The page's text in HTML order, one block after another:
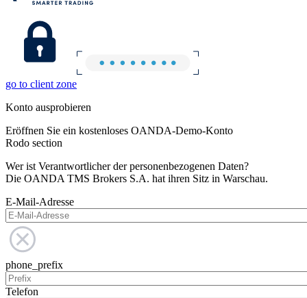
go to client zone
Konto ausprobieren
Eröffnen Sie ein kostenloses OANDA-Demo-Konto
Rodo section
Wer ist Verantwortlicher der personenbezogenen Daten?
Die OANDA TMS Brokers S.A. hat ihren Sitz in Warschau.
E-Mail-Adresse
phone_prefix
Telefon